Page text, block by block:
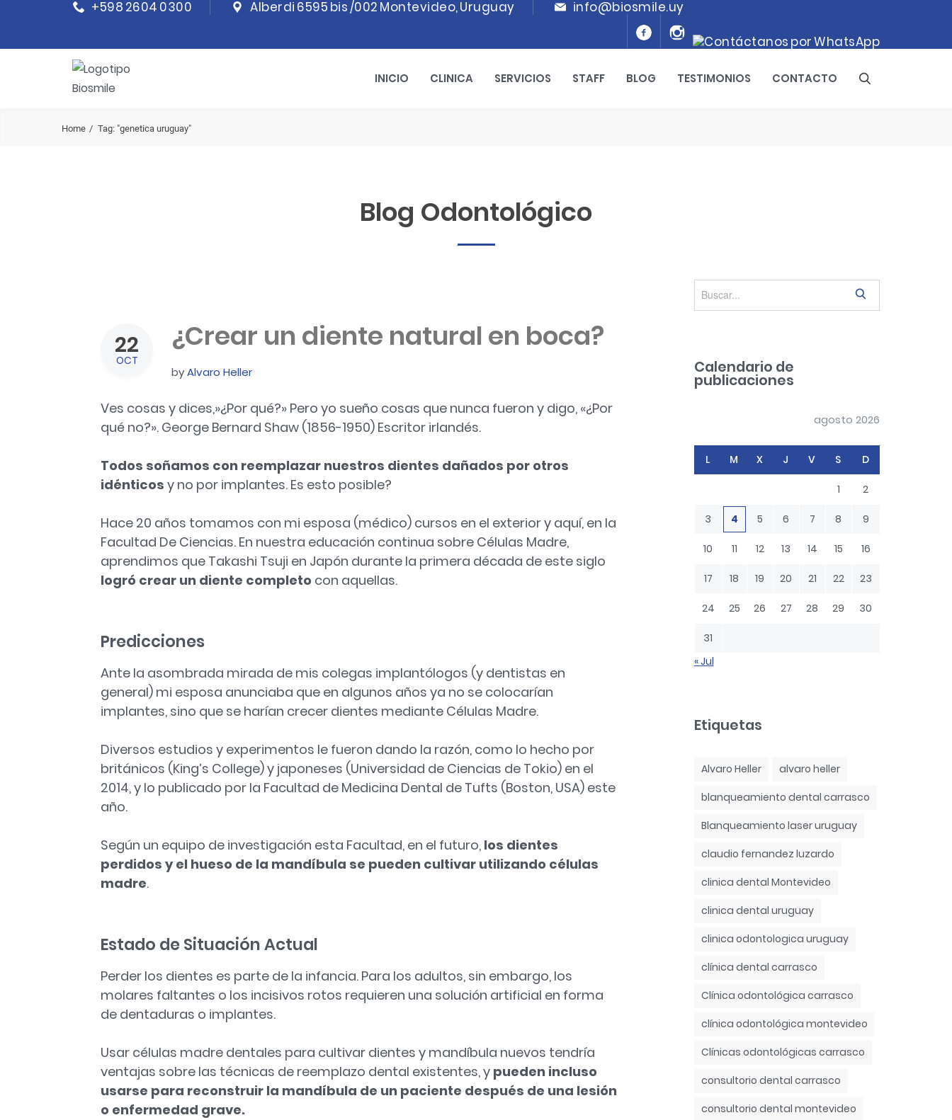
+598 2604 0300 Alberdi 6595 bis /002 Montevideo, Uruguay info@biosmile.uy
INICIO CLINICA SERVICIOS STAFF BLOG TESTIMONIOS CONTACTO
Home Tag: "genetica uruguay"
22
OCT
¿Crear un diente natural en boca?
byAlvaro Heller
Ves cosas y dices,»¿Por qué?» Pero yo sueño cosas que nunca fueron y digo, «¿Por
qué no?». George Bernard Shaw (1856-1950) Escritor irlandés.
Todos soñamos con reemplazar nuestros dientes dañados por otros
idénticos y no por implantes. Es esto posible?
Hace 20 años tomamos con mi esposa (médico) cursos en el exterior y aquí, en la
Facultad De Ciencias. En nuestra educación continua sobre Células Madre,
aprendimos que Takashi Tsuji en Japón durante la primera década de este siglo
logró crear un diente completo con aquellas.
Predicciones
Ante la asombrada mirada de mis colegas implantólogos (y dentistas en
general) mi esposa anunciaba que en algunos años ya no se colocarían
implantes, sino que se harían crecer dientes mediante Células Madre.
Diversos estudios y experimentos le fueron dando la razón, como lo hecho por
británicos (King’s College) y japoneses (Universidad de Ciencias de Tokio) en el
2014, y lo publicado por la Facultad de Medicina Dental de Tufts (Boston, USA) este
año.
Según un equipo de investigación esta Facultad, en el futuro, los dientes
perdidos y el hueso de la mandíbula se pueden cultivar utilizando células
madre.
Estado de Situación Actual
Perder los dientes es parte de la infancia. Para los adultos, sin embargo, los
molares faltantes o los incisivos rotos requieren una solución artificial en forma
de dentaduras o implantes.
Usar células madre dentales para cultivar dientes y mandíbula nuevos tendría
ventajas sobre las técnicas de reemplazo dental existentes, y pueden incluso
usarse para reconstruir la mandíbula de un paciente después de una lesión
o enfermedad grave.
e
Calendario de
publicaciones
agosto 2026
L M X J V S D
1 2
3 4 5 6 7 8 9
10 11 12 13 14 15 16
17 18 19 20 21 22 23
24 25 26 27 28 29 30
31
« Jul
Etiquetas
Alvaro Heller
alvaro heller
blanqueamiento dental carrasco
Blanqueamiento laser uruguay
claudio fernandez luzardo
clinica dental Montevideo
clinica dental uruguay
clinica odontologica uruguay
clínica dental carrasco
Clínica odontológica carrasco
clínica odontológica montevideo
Clínicas odontológicas carrasco
consultorio dental carrasco
consultorio dental montevideo